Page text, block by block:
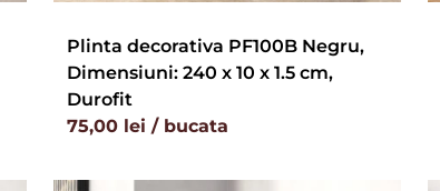
Plinta decorativa PF100B Negru,
Dimensiuni: 240 x 10 x 1.5 cm,
Durofit
75,00 lei / bucata